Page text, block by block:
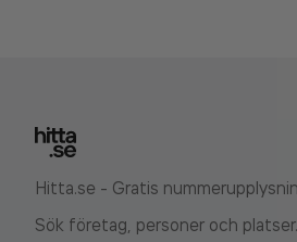
Hitta.se - Gratis
Sök företag, personer och platser.